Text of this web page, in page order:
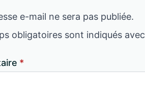
e-mail ne sera pas publiée.
obligatoires sont indiqués avec
*